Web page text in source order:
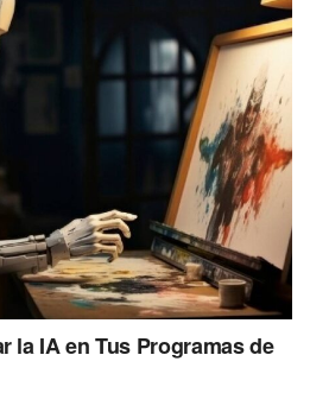
la IA en Tus Programas de